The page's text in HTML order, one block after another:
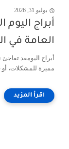
يوليو 31, 2026
العامة في
أبراج اليومقد
مميزة للمشكلات،